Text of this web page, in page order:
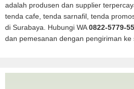
adalah produsen dan supplier
tenda cafe, tenda sarnafil, tenda
di Surabaya. Hubungi WA0822-5779-
dan pemesanan dengan pengiriman ke